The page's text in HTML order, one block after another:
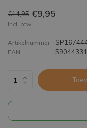
€14,95 €9,95
Incl. btw
Artikelnummer
EAN